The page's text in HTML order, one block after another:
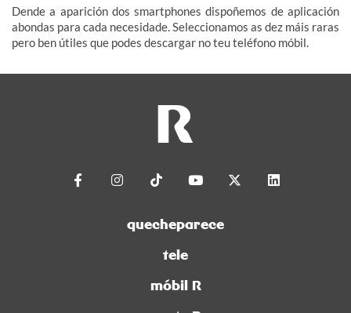
Dende a aparición dos smartphones dispoñemos de aplicación
abondas para cada necesidade. Seleccionamos as dez máis raras
pero ben útiles que podes descargar no teu teléfono móbil.
quecheparece
tele
móbil R